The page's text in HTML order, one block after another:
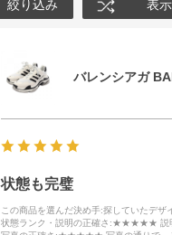
絞り込み 表
バレンシアガ
状態も完璧
この商品を選んだ決め手:探していたデザ
状態ランク・説明の正確さ :★★★★★ 説明